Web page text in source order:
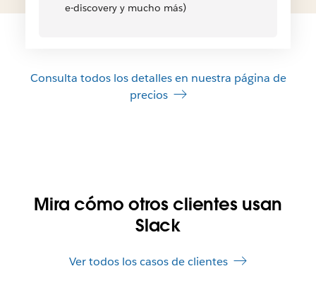
e-discovery y mucho más)
Consulta todos los detalles en nuestra página de
precios
Mira cómo otros clientes usan
Slack
Ver todos los casos de clientes